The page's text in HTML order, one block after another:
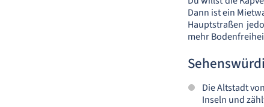
Dann ist ein
Hauptstraßen
mehr
Die Altstadt
Inseln und